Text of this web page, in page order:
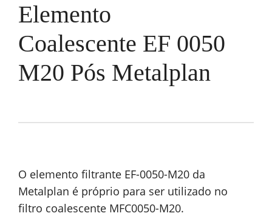
Elemento
Coalescente EF 0050
M20 Pós Metalplan
O elemento filtrante EF-0050-M20 da
Metalplan é próprio para ser utilizado no
filtro coalescente MFC0050-M20.